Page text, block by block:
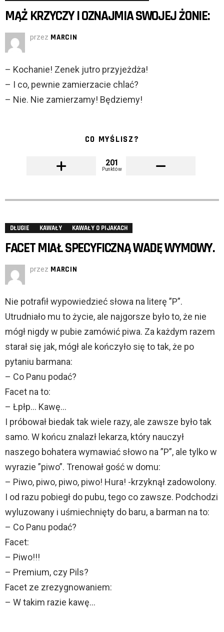
MĄŻ KRZYCZY I OZNAJMIA SWOJEJ ŻONIE:
przez MARCIN
– Kochanie! Zenek jutro przyjeżdża!
– I co, pewnie zamierzacie chlać?
– Nie. Nie zamierzamy! Będziemy!
CO MYŚLISZ?
201
Punktów
DŁUGIE KAWAŁY KAWAŁY O PIJAKACH
FACET MIAŁ SPECYFICZNĄ WADĘ WYMOWY.
przez MARCIN
Nie potrafił wypowiedzieć słowa na literę ”P”.
Utrudniało mu to życie, ale najgorsze było to, że nie
mógł nigdy w pubie zamówić piwa. Za każdym razem
starał się jak, mógł ale kończyło się to tak, że po
pytaniu barmana:
– Co Panu podać?
Facet na to:
– Łpłp… Kawę…
I próbował biedak tak wiele razy, ale zawsze było tak
samo. W końcu znalazł lekarza, który nauczył
naszego bohatera wymawiać słowo na ”P”, ale tylko w
wyrazie ”piwo”. Trenował gość w domu:
– Piwo, piwo, piwo, piwo! Hura! -krzyknął zadowolony.
I od razu pobiegł do pubu, tego co zawsze. Podchodzi
wyluzowany i uśmiechnięty do baru, a barman na to:
– Co Panu podać?
Facet:
– Piwo!!!
– Premium, czy Pils?
Facet ze zrezygnowaniem:
– W takim razie kawę…